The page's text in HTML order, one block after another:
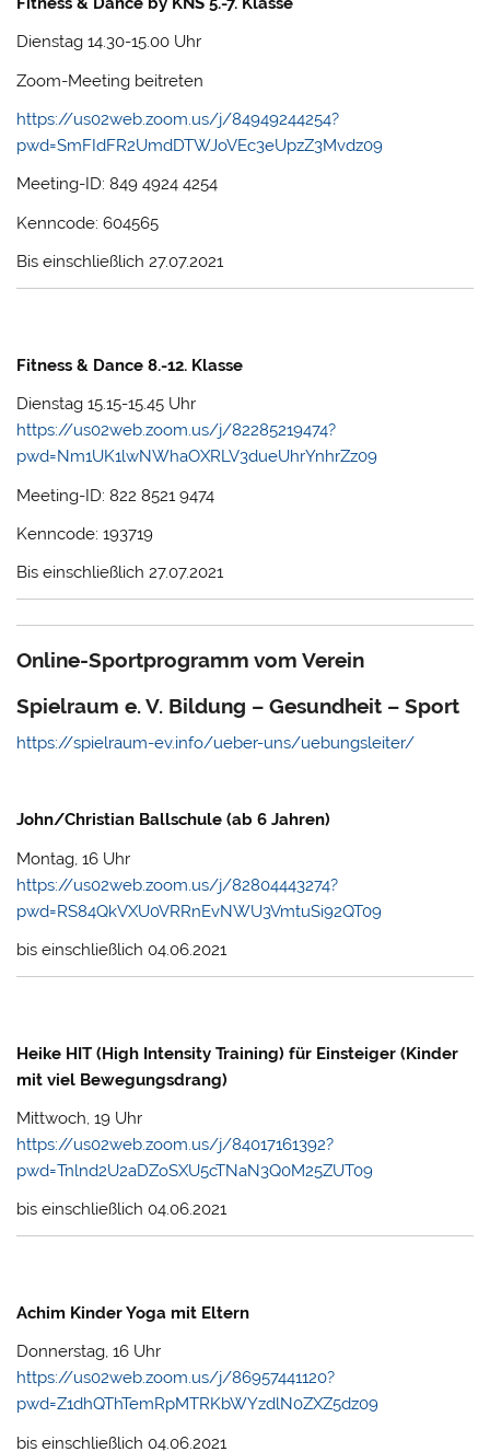
Dienstag 14.30-15.00 Uhr
Zoom-Meeting beitreten
https://us02web.zoom.us/j/84949244254?
pwd=SmFIdFR2UmdDTWJoVEc3eUpzZ3Mvdz09
Meeting-ID: 849 4924 4254
Kenncode: 604565
Bis einschließlich 27.07.2021
Fitness & Dance 8.-12. Klasse
Dienstag 15.15-15.45 Uhr
https://us02web.zoom.us/j/82285219474?
pwd=Nm1UK1lwNWhaOXRLV3dueUhrYnhrZz09
Meeting-ID: 822 8521 9474
Kenncode: 193719
Bis einschließlich 27.07.2021
Online-Sportprogramm vom Verein
Spielraum e. V. Bildung – Gesundheit – Sport
https://spielraum-ev.info/ueber-uns/uebungsleiter/
John/Christian Ballschule (ab 6 Jahren)
Montag, 16 Uhr
https://us02web.zoom.us/j/82804443274?
pwd=RS84QkVXU0VRRnEvNWU3VmtuSi92QT09
bis einschließlich 04.06.2021
Heike HIT (High Intensity Training) für Einsteiger (Kinder
mit viel Bewegungsdrang)
Mittwoch, 19 Uhr
https://us02web.zoom.us/j/84017161392?
pwd=Tnlnd2U2aDZoSXU5cTNaN3Q0M25ZUT09
bis einschließlich 04.06.2021
Achim Kinder Yoga mit Eltern
Donnerstag, 16 Uhr
https://us02web.zoom.us/j/86957441120?
pwd=Z1dhQThTemRpMTRKbWYzdlN0ZXZ5dz09
bis einschließlich 04.06.2021